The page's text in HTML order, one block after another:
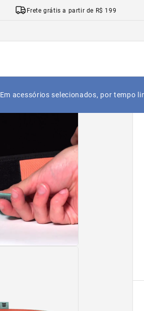
Frete grátis a partir de R$ 199
Em acessórios selecionados, por tempo